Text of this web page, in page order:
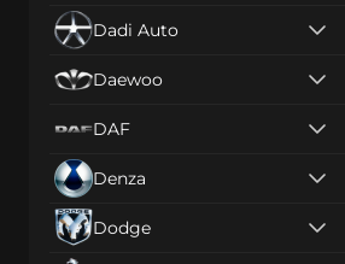
Dadi Auto
Daewoo
DAF
Denza
Dodge